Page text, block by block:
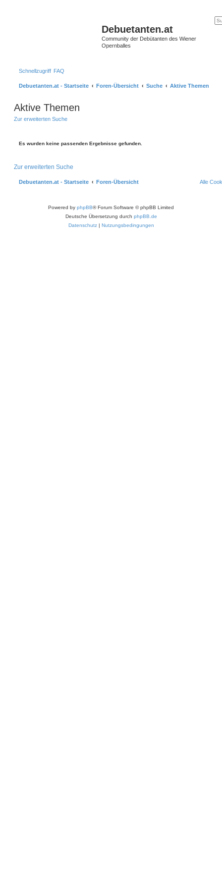
Debuetanten.at
Community der Debütanten des Wiener
Opernballes
Schnellzugriff FAQ
Debuetanten.at - Startseite Foren-Übersicht Suche Aktive Themen
Aktive Themen
Zur erweiterten Suche
Es wurden keine passenden Ergebnisse gefunden.
Zur erweiterten Suche
Debuetanten.at - Startseite Foren-Übersicht Alle
Powered by phpBB® Forum Software © phpBB Limited
Deutsche Übersetzung durch phpBB.de
Datenschutz| Nutzungsbedingungen